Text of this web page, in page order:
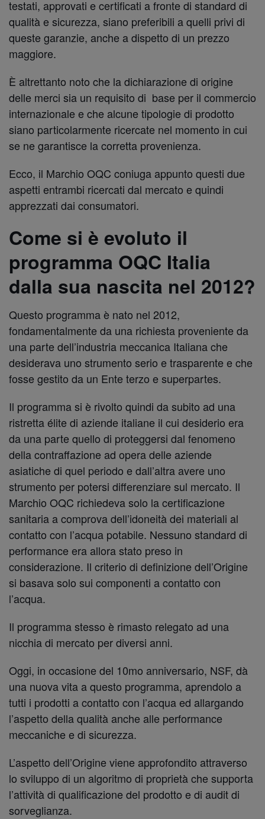
testati, approvati e certificati a fronte di standard di
qualità e sicurezza, siano preferibili a quelli privi di
queste garanzie, anche a dispetto di un prezzo
maggiore.
È altrettanto noto che la dichiarazione di origine
delle merci sia un requisito di base per il commercio
internazionale e che alcune tipologie di prodotto
siano particolarmente ricercate nel momento in cui
se ne garantisce la corretta provenienza.
Ecco, il Marchio OQC coniuga appunto questi due
aspetti entrambi ricercati dal mercato e quindi
apprezzati dai consumatori.
Come si è evoluto il
programma OQC Italia
dalla sua nascita nel 2012?
Questo programma è nato nel 2012,
fondamentalmente da una richiesta proveniente da
una parte dell’industria meccanica Italiana che
desiderava uno strumento serio e trasparente e che
fosse gestito da un Ente terzo e superpartes.
Il programma si è rivolto quindi da subito ad una
ristretta élite di aziende italiane il cui desiderio era
da una parte quello di proteggersi dal fenomeno
della contraffazione ad opera delle aziende
asiatiche di quel periodo e dall’altra avere uno
strumento per potersi differenziare sul mercato. Il
Marchio OQC richiedeva solo la certificazione
sanitaria a comprova dell’idoneità dei materiali al
contatto con l’acqua potabile. Nessuno standard di
performance era allora stato preso in
considerazione. Il criterio di definizione dell’Origine
si basava solo sui componenti a contatto con
l’acqua.
Il programma stesso è rimasto relegato ad una
nicchia di mercato per diversi anni.
Oggi, in occasione del 10mo anniversario, NSF, dà
una nuova vita a questo programma, aprendolo a
tutti i prodotti a contatto con l’acqua ed allargando
l’aspetto della qualità anche alle performance
meccaniche e di sicurezza.
L’aspetto dell’Origine viene approfondito attraverso
lo sviluppo di un algoritmo di proprietà che supporta
l’attività di qualificazione del prodotto e di audit di
sorveglianza.